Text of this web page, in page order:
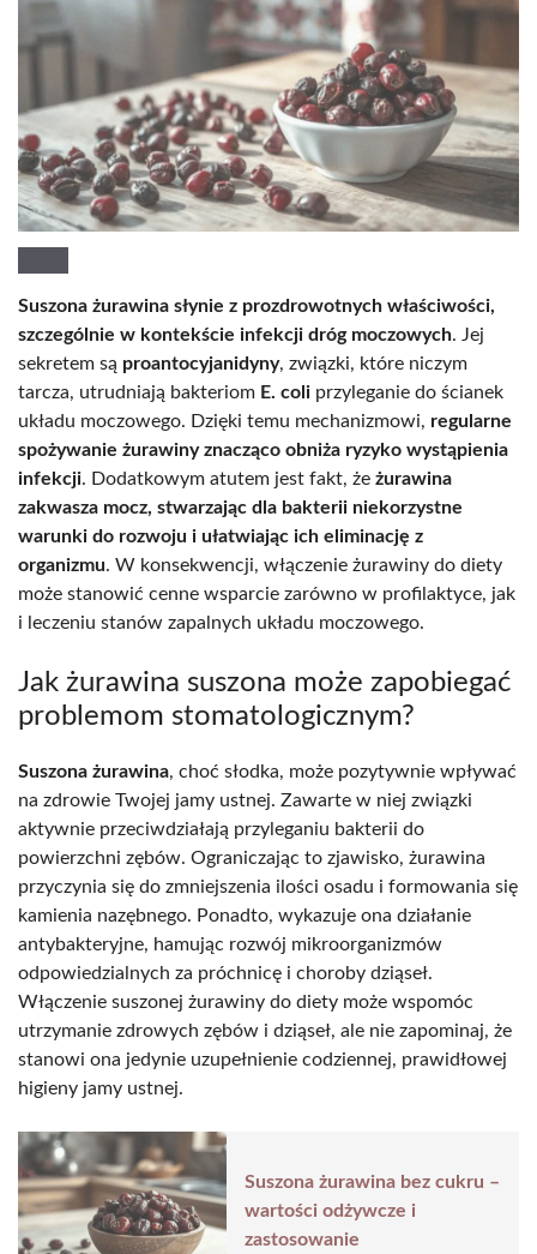
Suszona żurawina słynie z prozdrowotnych właściwości,
szczególnie w kontekście infekcji dróg moczowych. Jej
sekretem są proantocyjanidyny, związki, które niczym
tarcza, utrudniają bakteriom E. coli przyleganie do ścianek
układu moczowego. Dzięki temu mechanizmowi, regularne
spożywanie żurawiny znacząco obniża ryzyko wystąpienia
infekcji. Dodatkowym atutem jest fakt, że żurawina
zakwasza mocz, stwarzając dla bakterii niekorzystne
warunki do rozwoju i ułatwiając ich eliminację z
organizmu. W konsekwencji, włączenie żurawiny do diety
może stanowić cenne wsparcie zarówno w profilaktyce, jak
i leczeniu stanów zapalnych układu moczowego.
Jak żurawina suszona może zapobiegać
problemom stomatologicznym?
Suszona żurawina, choć słodka, może pozytywnie wpływać
na zdrowie Twojej jamy ustnej. Zawarte w niej związki
aktywnie przeciwdziałają przyleganiu bakterii do
powierzchni zębów. Ograniczając to zjawisko, żurawina
przyczynia się do zmniejszenia ilości osadu i formowania się
kamienia nazębnego. Ponadto, wykazuje ona działanie
antybakteryjne, hamując rozwój mikroorganizmów
odpowiedzialnych za próchnicę i choroby dziąseł.
Włączenie suszonej żurawiny do diety może wspomóc
utrzymanie zdrowych zębów i dziąseł, ale nie zapominaj, że
stanowi ona jedynie uzupełnienie codziennej, prawidłowej
higieny jamy ustnej.
Suszona żurawina bez cukru –
wartości odżywcze i
zastosowanie